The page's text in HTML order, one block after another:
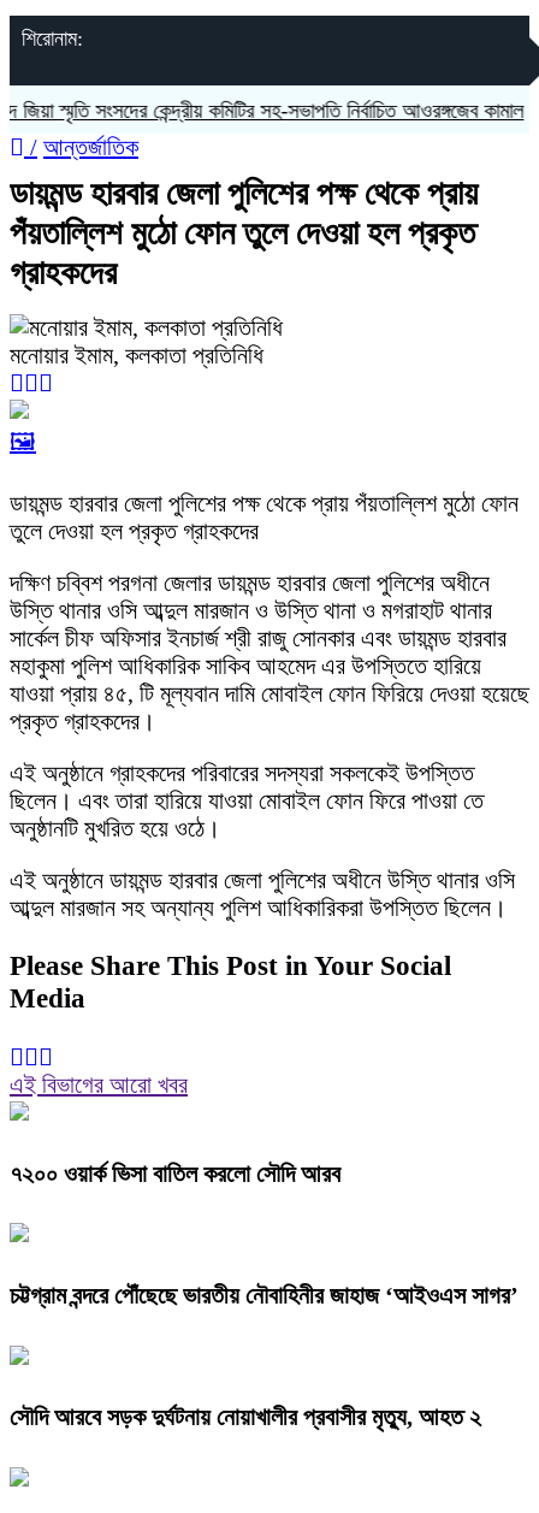
শিরোনাম:
স্মৃতি সংসদের কেন্দ্রীয় কমিটির সহ-সভাপতি নির্বাচিত আওরঙ্গজেব কামাল
/ আন্তর্জাতিক
ডায়মন্ড হারবার জেলা পুলিশের পক্ষ থেকে প্রায়
পঁয়তাল্লিশ মুঠো ফোন তুলে দেওয়া হল প্রকৃত
গ্রাহকদের
মনোয়ার ইমাম, কলকাতা প্রতিনিধি
🖼️
ডায়মন্ড হারবার জেলা পুলিশের পক্ষ থেকে প্রায় পঁয়তাল্লিশ মুঠো ফোন
তুলে দেওয়া হল প্রকৃত গ্রাহকদের
দক্ষিণ চব্বিশ পরগনা জেলার ডায়মন্ড হারবার জেলা পুলিশের অধীনে
উস্তি থানার ওসি আব্দুল মারজান ও উস্তি থানা ও মগরাহাট থানার
সার্কেল চীফ অফিসার ইনচার্জ শ্রী রাজু সোনকার এবং ডায়মন্ড হারবার
মহাকুমা পুলিশ আধিকারিক সাকিব আহমেদ এর উপস্তিতে হারিয়ে
যাওয়া প্রায় ৪৫, টি মূল্যবান দামি মোবাইল ফোন ফিরিয়ে দেওয়া হয়েছে
প্রকৃত গ্রাহকদের।
এই অনুষ্ঠানে গ্রাহকদের পরিবারের সদস্যরা সকলকেই উপস্তিত
ছিলেন। এবং তারা হারিয়ে যাওয়া মোবাইল ফোন ফিরে পাওয়া তে
অনুষ্ঠানটি মুখরিত হয়ে ওঠে।
এই অনুষ্ঠানে ডায়মন্ড হারবার জেলা পুলিশের অধীনে উস্তি থানার ওসি
আব্দুল মারজান সহ অন্যান্য পুলিশ আধিকারিকরা উপস্তিত ছিলেন।
Please Share This Post in Your Social
Media
এই বিভাগের আরো খবর
৭২০০ ওয়ার্ক ভিসা বাতিল করলো সৌদি আরব
চট্টগ্রাম বন্দরে পৌঁছেছে ভারতীয় নৌবাহিনীর জাহাজ ‘আইওএস সাগর’
সৌদি আরবে সড়ক দুর্ঘটনায় নোয়াখালীর প্রবাসীর মৃত্যু, আহত ২